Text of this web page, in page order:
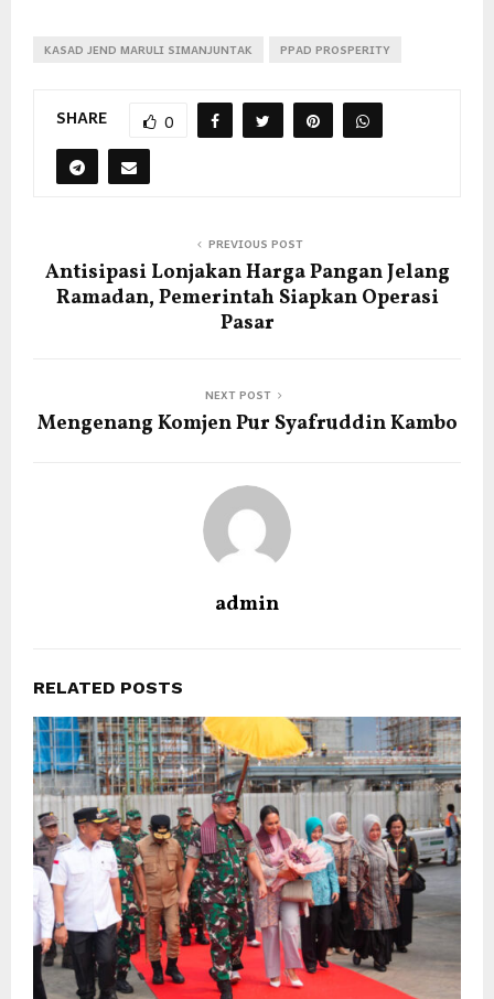
KASAD JEND MARULI SIMANJUNTAK PPAD PROSPERITY
SHARE 0
PREVIOUS POST
Antisipasi Lonjakan Harga Pangan Jelang
Ramadan, Pemerintah Siapkan Operasi
Pasar
NEXT POST
Mengenang Komjen Pur Syafruddin Kambo
admin
RELATED POSTS